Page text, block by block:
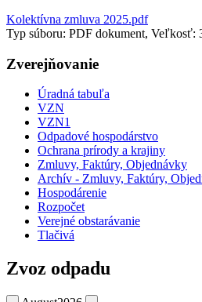
Kolektívna zmluva 2025.pdf
Typ súboru: PDF dokument, Veľkosť:
Zverejňovanie
Úradná tabuľa
VZN
VZN1
Odpadové hospodárstvo
Ochrana prírody a krajiny
Zmluvy, Faktúry, Objednávky
Archív - Zmluvy, Faktúry,
Hospodárenie
Rozpočet
Verejné obstarávanie
Tlačivá
Zvoz odpadu